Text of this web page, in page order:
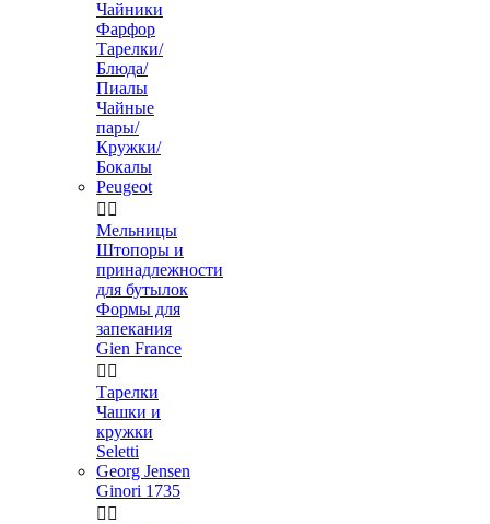
Чайники
Фарфор
Тарелки/
Блюда/
Пиалы
Чайные
пары/
Кружки/
Бокалы
Peugeot
 
Мельницы
Штопоры и
принадлежности
для бутылок
Формы для
запекания
Gien France
 
Тарелки
Чашки и
кружки
Seletti
Georg Jensen
Ginori 1735
 